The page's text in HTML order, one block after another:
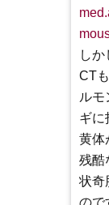
し
CT
ルモ
ギに
黄体
残酷
状奇